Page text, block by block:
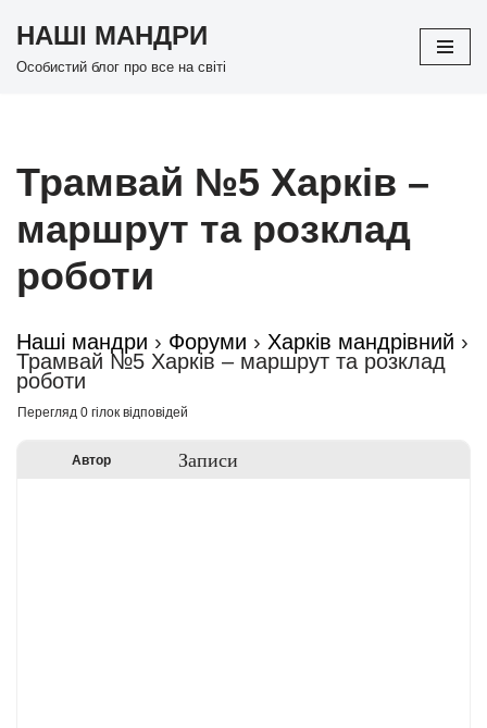
Перейти
НАШІ МАНДРИ
Особистий блог про все на світі
Трамвай №5 Харків –
маршрут та розклад
роботи
Наші мандри › Форуми › Харків мандрівний ›
Трамвай №5 Харків – маршрут та розклад
роботи
Перегляд 0 гілок відповідей
Автор Записи